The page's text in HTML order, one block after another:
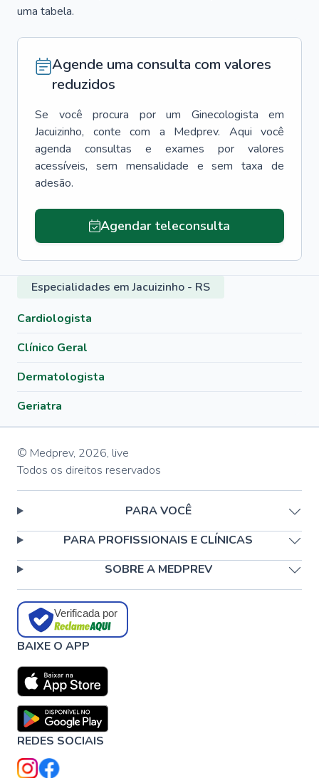
uma tabela.
Agende uma consulta com valores
reduzidos
Se você procura por um Ginecologista
em
Jacuizinho, conte com a Medprev. Aqui você
agenda consultas e exames por valores
acessíveis, sem mensalidade e sem taxa de
adesão.
Agendar teleconsulta
Especialidades em Jacuizinho - RS
Cardiologista
Clínico Geral
Dermatologista
Geriatra
© Medprev, 2026, live
Todos os direitos reservados
PARA VOCÊ
PARA PROFISSIONAIS E CLÍNICAS
SOBRE A MEDPREV
Verificada por
BAIXE O APP
REDES SOCIAIS